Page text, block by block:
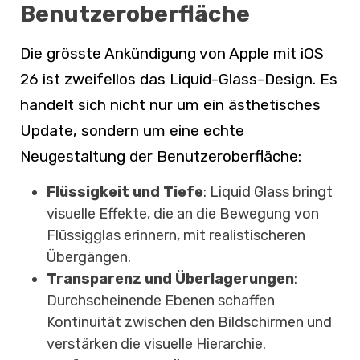
Benutzeroberfläche
Die grösste Ankündigung von Apple mit iOS
26 ist zweifellos das Liquid-Glass-Design. Es
handelt sich nicht nur um ein ästhetisches
Update, sondern um eine echte
Neugestaltung der Benutzeroberfläche:
Flüssigkeit und Tiefe: Liquid Glass bringt
visuelle Effekte, die an die Bewegung von
Flüssigglas erinnern, mit realistischeren
Übergängen.
Transparenz und Überlagerungen:
Durchscheinende Ebenen schaffen
Kontinuität zwischen den Bildschirmen und
verstärken die visuelle Hierarchie.